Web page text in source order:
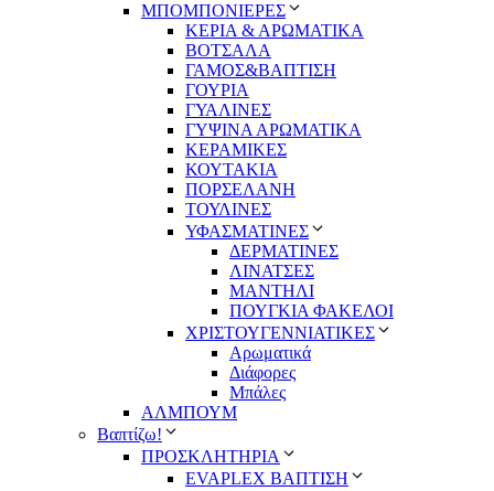
ΜΠΟΜΠΟΝΙΕΡΕΣ
ΚΕΡΙΑ & ΑΡΩΜΑΤΙΚΑ
ΒΟΤΣΑΛΑ
ΓΑΜΟΣ&ΒΑΠΤΙΣΗ
ΓΟΥΡΙΑ
ΓΥΑΛΙΝΕΣ
ΓΥΨΙΝΑ ΑΡΩΜΑΤΙΚΑ
ΚΕΡΑΜΙΚΕΣ
ΚΟΥΤΑΚΙΑ
ΠΟΡΣΕΛΑΝΗ
ΤΟΥΛΙΝΕΣ
ΥΦΑΣΜΑΤΙΝΕΣ
ΔΕΡΜΑΤΙΝΕΣ
ΛΙΝΑΤΣΕΣ
ΜΑΝΤΗΛΙ
ΠΟΥΓΚΙΑ ΦΑΚΕΛΟΙ
ΧΡΙΣΤΟΥΓΕΝΝΙΑΤΙΚΕΣ
Αρωματικά
Διάφορες
Μπάλες
ΑΛΜΠΟΥΜ
Βαπτίζω!
ΠΡΟΣΚΛΗΤΗΡΙΑ
EVAPLEX ΒΑΠΤΙΣΗ